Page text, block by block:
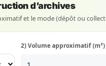
d’archives
et le mode (dépôt ou
2) Volume approximatif (m³)